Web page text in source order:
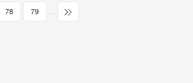
78 79